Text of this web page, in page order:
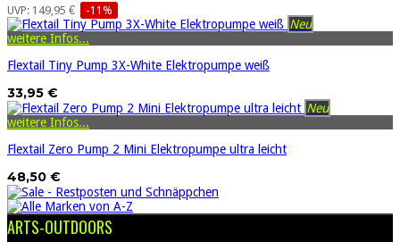
UVP: 149,95 € -11%
Neu
weitere Infos...
Flextail Tiny Pump 3X-White Elektropumpe weiß
33,95 €
Neu
weitere Infos...
Flextail Zero Pump 2 Mini Elektropumpe ultra leicht
48,50 €
ARTS-OUTDOORS